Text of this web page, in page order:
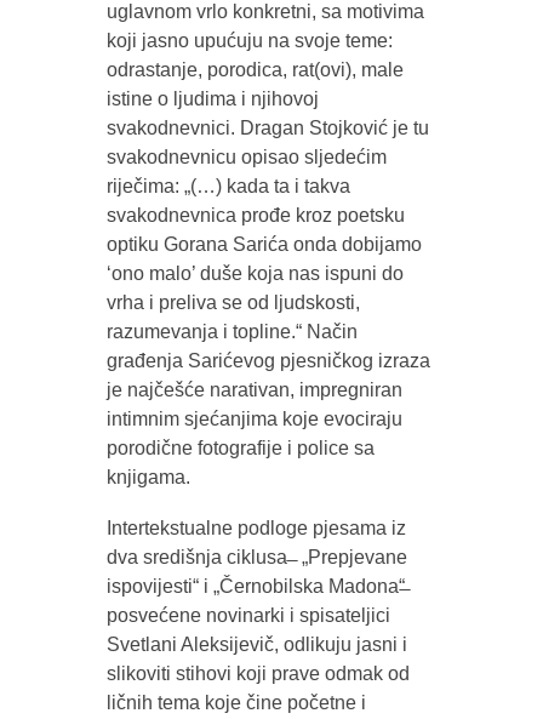
uglavnom vrlo konkretni, sa motivima
koji jasno upućuju na svoje teme:
odrastanje, porodica, rat(ovi), male
istine o ljudima i njihovoj
svakodnevnici. Dragan Stojković je tu
svakodnevnicu opisao sljedećim
riječima: „(…) kada ta i takva
svakodnevnica prođe kroz poetsku
optiku Gorana Sarića onda dobijamo
‘ono malo’ duše koja nas ispuni do
vrha i preliva se od ljudskosti,
razumevanja i topline.“ Način
građenja Sarićevog pjesničkog izraza
je najčešće narativan, impregniran
intimnim sjećanjima koje evociraju
porodične fotografije i police sa
knjigama.
Intertekstualne podloge pjesama iz
dva središnja ciklusa ̶ „Prepjevane
ispovijesti“ i „Černobilska Madona“̶
posvećene novinarki i spisateljici
Svetlani Aleksijevič, odlikuju jasni i
slikoviti stihovi koji prave odmak od
ličnih tema koje čine početne i